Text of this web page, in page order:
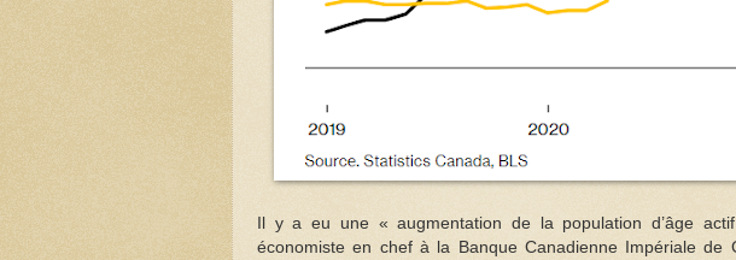
Il y a eu une « augmentation de la population d’âge
économiste en chef à la Banque Canadienne Impériale de